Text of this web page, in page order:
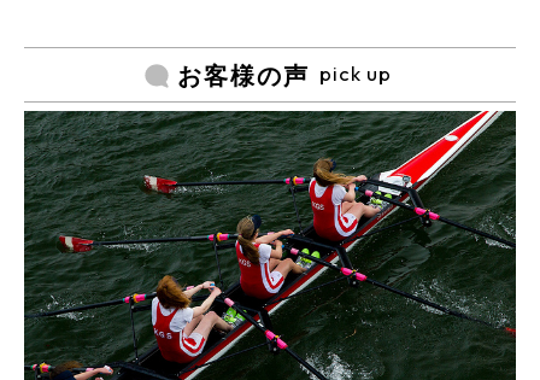
お客様の声 pick up